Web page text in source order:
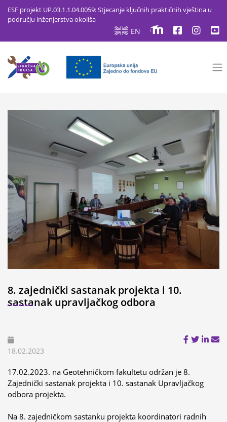
ESF projekt UP.03.1.1.04.0059: Stjecanje ključnih praktičnih vještina u
području inženjerstva okoliša
EN
8. zajednički sastanak projekta i 10.
sastanak upravljačkog odbora
18.02.2023
17.02.2023. na Geotehničkom fakultetu održan je 8.
Zajednički sastanak projekta i 10. sastanak Upravljačkog
odbora projekta.
Na 8. zajedničkom sastanku projekta koordinatori radnih